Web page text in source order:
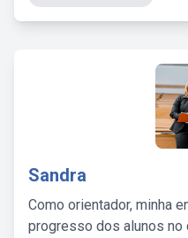
Sandra
Como orientador, minha
progresso dos alunos no